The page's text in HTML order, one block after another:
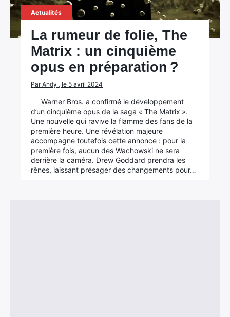
Actualités
La rumeur de folie, The
Matrix : un cinquième
opus en préparation ?
Par Andy , le 5 avril 2024
Warner Bros. a confirmé le développement
d’un cinquième opus de la saga « The Matrix ».
Une nouvelle qui ravive la flamme des fans de la
première heure. Une révélation majeure
accompagne toutefois cette annonce : pour la
première fois, aucun des Wachowski ne sera
derrière la caméra. Drew Goddard prendra les
rênes, laissant présager des changements pour…